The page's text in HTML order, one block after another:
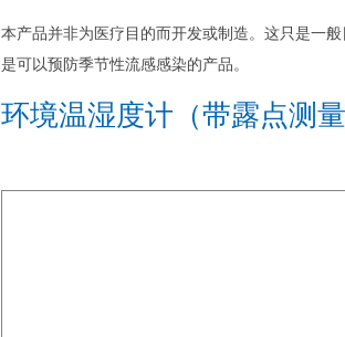
本产品并非为医疗目的而开发或制造。 这只是一般
是可以预防季节性流感感染的产品。
环境温湿度计（带露点测